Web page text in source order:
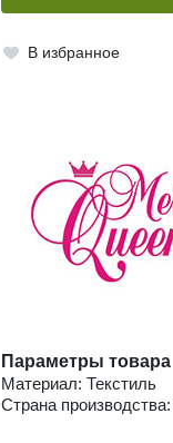
В избранное
Параметры товара
Материал: Текстиль
Страна